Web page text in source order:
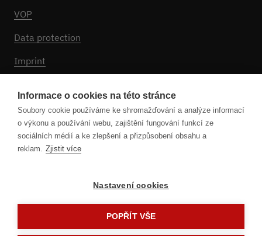
VOP
Data protection
Imprint
Sledujte nás
Informace o cookies na této stránce
Soubory cookie používáme ke shromažďování a analýze informací
o výkonu a používání webu, zajištění fungování funkcí ze
sociálních médií a ke zlepšení a přizpůsobení obsahu a
reklam. Zjistit více
Nastavení cookies
POPŘÍT VŠE